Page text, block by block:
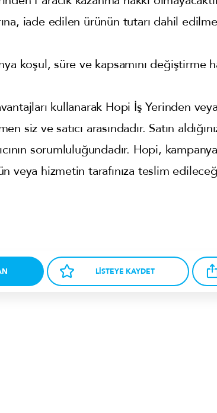
iade edilen ürünün tutarı dahil
koşul, süre ve kapsamını değiştirme
kullanarak Hopi İş Yerinden
siz ve satıcı arasındadır. Satın
sorumluluğundadır. Hopi,
veya hizmetin tarafınıza teslim
LİSTEYE KAYDET